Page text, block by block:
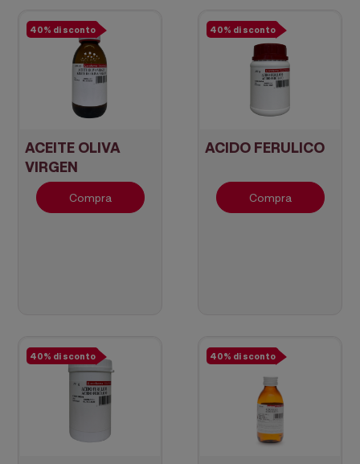
40% di sconto
ACEITE OLIVA
VIRGEN
Compra
40% di sconto
ACIDO FERULICO
Compra
40% di sconto 40% di sconto